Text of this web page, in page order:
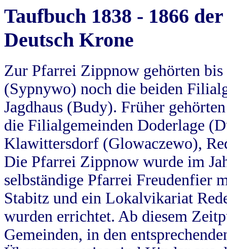
Taufbuch 1838 - 1866
Deutsch Krone
Zur Pfarrei Zippnow gehörten
(Sypnywo) noch die beiden
Jagdhaus (Budy). Früher
die Filialgemeinden Doderlage
Klawittersdorf (Glowaczewo),
Die Pfarrei Zippnow wurde im
selbständige Pfarrei Freudenfier
Stabitz und ein Lokalvikariat
wurden errichtet. Ab diesem
Gemeinden, in den